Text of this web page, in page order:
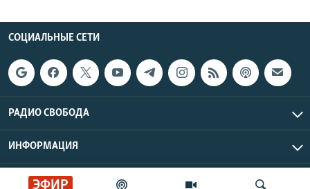
ЭФИР
СОЦИАЛЬНЫЕ СЕТИ
РАДИО СВОБОДА
ИНФОРМАЦИЯ
Радио Свобода © 2026 RFE/RL, Inc. | Все права защищены.